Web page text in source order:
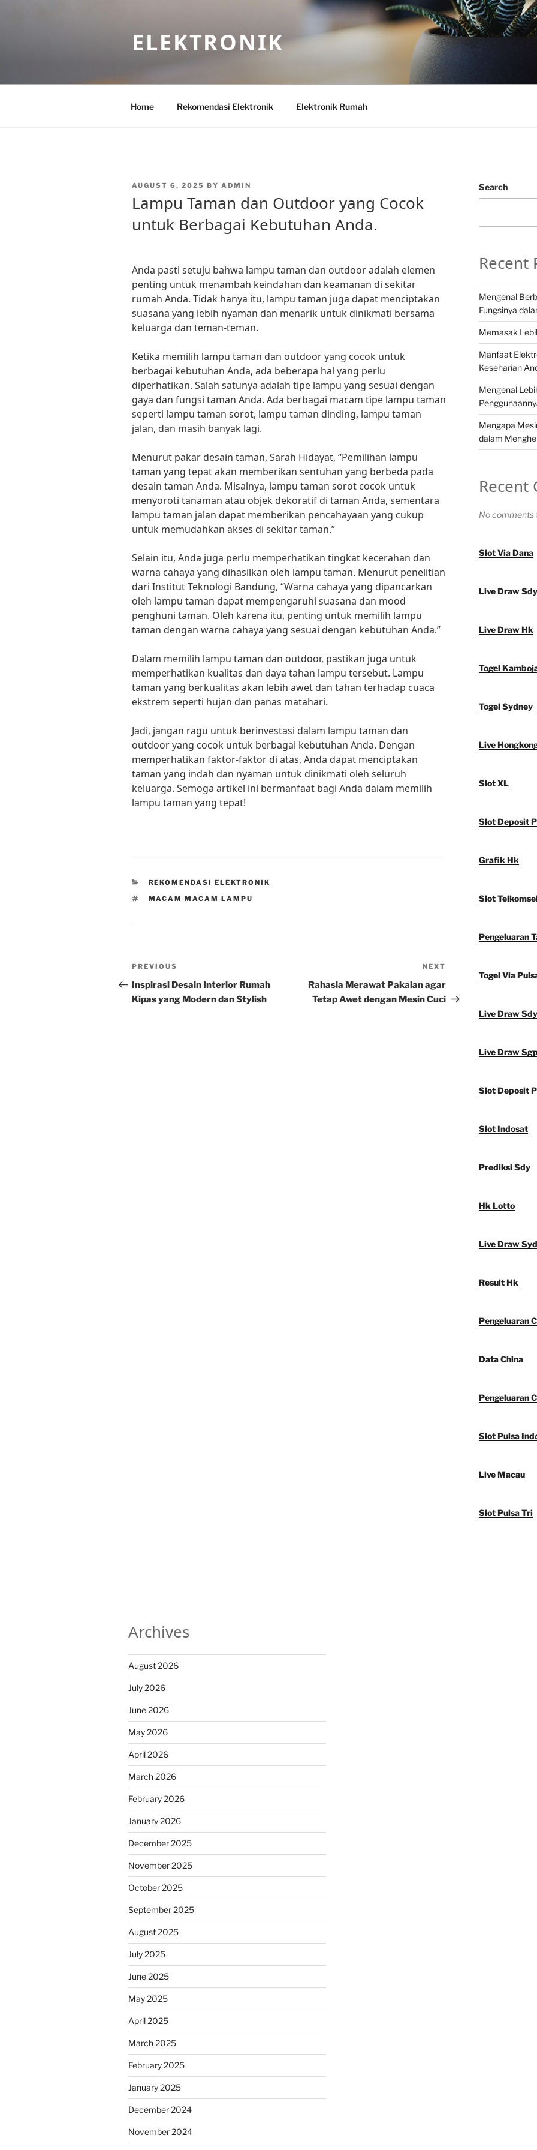
ELEKTRONIK
Home Rekomendasi Elektronik Elektronik Rumah
POSTED
AUGUST 6, 2025 BY ADMIN
Lampu Taman dan Outdoor yang Cocok
untuk Berbagai Kebutuhan Anda.
Anda pasti setuju bahwa lampu taman dan outdoor adalah elemen
penting untuk menambah keindahan dan keamanan di sekitar
rumah Anda. Tidak hanya itu, lampu taman juga dapat menciptakan
suasana yang lebih nyaman dan menarik untuk dinikmati bersama
keluarga dan teman-teman.
Ketika memilih lampu taman dan outdoor yang cocok untuk
berbagai kebutuhan Anda, ada beberapa hal yang perlu
diperhatikan. Salah satunya adalah tipe lampu yang sesuai dengan
gaya dan fungsi taman Anda. Ada berbagai macam tipe lampu taman
seperti lampu taman sorot, lampu taman dinding, lampu taman
jalan, dan masih banyak lagi.
Menurut pakar desain taman, Sarah Hidayat, “Pemilihan lampu
taman yang tepat akan memberikan sentuhan yang berbeda pada
desain taman Anda. Misalnya, lampu taman sorot cocok untuk
menyoroti tanaman atau objek dekoratif di taman Anda, sementara
lampu taman jalan dapat memberikan pencahayaan yang cukup
untuk memudahkan akses di sekitar taman.”
Selain itu, Anda juga perlu memperhatikan tingkat kecerahan dan
warna cahaya yang dihasilkan oleh lampu taman. Menurut penelitian
dari Institut Teknologi Bandung, “Warna cahaya yang dipancarkan
oleh lampu taman dapat mempengaruhi suasana dan mood
penghuni taman. Oleh karena itu, penting untuk memilih lampu
taman dengan warna cahaya yang sesuai dengan kebutuhan Anda.”
Dalam memilih lampu taman dan outdoor, pastikan juga untuk
memperhatikan kualitas dan daya tahan lampu tersebut. Lampu
taman yang berkualitas akan lebih awet dan tahan terhadap cuaca
ekstrem seperti hujan dan panas matahari.
Jadi, jangan ragu untuk berinvestasi dalam lampu taman dan
outdoor yang cocok untuk berbagai kebutuhan Anda. Dengan
memperhatikan faktor-faktor di atas, Anda dapat menciptakan
taman yang indah dan nyaman untuk dinikmati oleh seluruh
keluarga. Semoga artikel ini bermanfaat bagi Anda dalam memilih
lampu taman yang tepat!
CATEGORIES
REKOMENDASI ELEKTRONIK
TAGS
MACAM MACAM LAMPU
Post
navigation
Previous
Post
PREVIOUS
Inspirasi Desain Interior Rumah
Kipas yang Modern dan Stylish
Post
NEXT
Rahasia Merawat Pakaian agar
Tetap Awet dengan Mesin Cuci
Search
Recent
Mengenal
Fungsinya
Memasak
Manfaat
Keseharian
Mengenal
Mengapa
dalam
Recent
No comments
Slot Via Dana
Live Draw Sdy
Live Draw Hk
Togel
Togel Sydney
Live
Slot XL
Slot Deposit
Grafik Hk
Slot
Pengeluaran
Togel Via
Live Draw Sdy
Live Draw
Slot Deposit
Slot Indosat
Prediksi Sdy
Hk Lotto
Live Draw
Result Hk
Pengeluaran
Data China
Pengeluaran
Slot Pulsa
Live Macau
Slot Pulsa Tri
Archives
August 2026
July 2026
June 2026
May 2026
April 2026
March 2026
February 2026
January 2026
December 2025
November 2025
October 2025
September 2025
August 2025
July 2025
June 2025
May 2025
April 2025
March 2025
February 2025
January 2025
December 2024
November 2024